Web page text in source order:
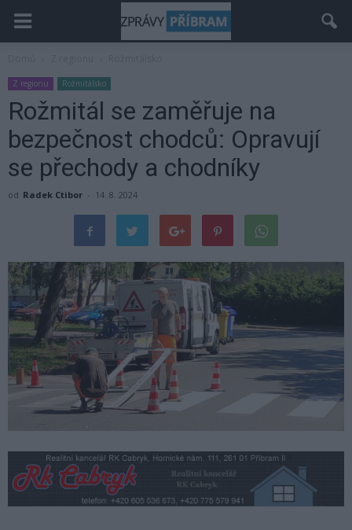
Z regionu Rožmitálsko
Rožmitál se zaměřuje na
bezpečnost chodců: Opravují
se přechody a chodníky
od Radek Ctibor - 14. 8. 2024